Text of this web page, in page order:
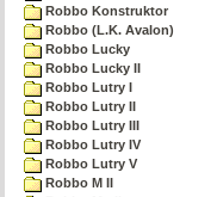
Robbo Konstruktor
Robbo (L.K. Avalon)
Robbo Lucky
Robbo Lucky II
Robbo Lutry I
Robbo Lutry II
Robbo Lutry III
Robbo Lutry IV
Robbo Lutry V
Robbo M II